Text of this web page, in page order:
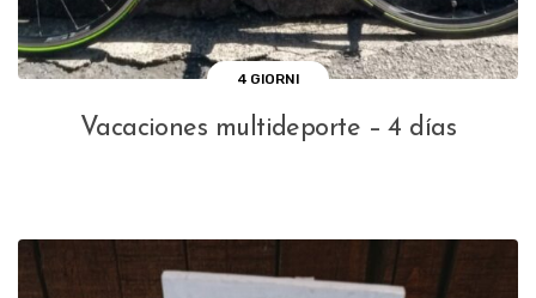
4 GIORNI
Vacaciones multideporte – 4 días